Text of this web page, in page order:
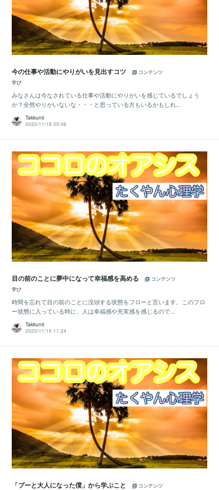
今の仕事や活動にやりがいを見出すコツ
コンテンツ
学び
みなさんは今なされている仕事や活動にやりがいを感じているでしょう
か？全然やりがいないな・・・と思っている方もいるかもしれ...
Takkun0
2020/11/18 05:06
目の前のことに夢中になって幸福感を高める
コンテンツ
学び
時間を忘れて目の前のことに没頭する状態をフローと言います。このフロ
ー状態に入っている時に、人は幸福感や充実感を感じるので...
Takkun0
2020/11/15 11:24
「プーと大人になった僕」から学ぶこと
コンテンツ